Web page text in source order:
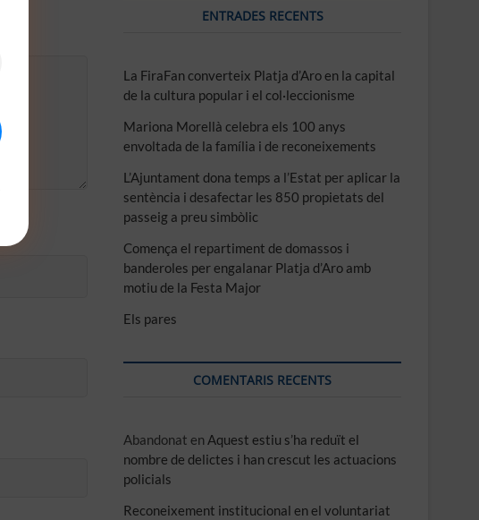
ENTRADES RECENTS
La FiraFan converteix Platja d’Aro en la capital
de la cultura popular i el col·leccionisme
Mariona Morellà celebra els 100 anys
envoltada de la família i de reconeixements
L’Ajuntament dona temps a l’Estat per aplicar la
sentència i desafectar les 850 propietats del
passeig a preu simbòlic
Comença el repartiment de domassos i
banderoles per engalanar Platja d’Aro amb
motiu de la Festa Major
Els pares
COMENTARIS RECENTS
Abandonat en Aquest estiu s’ha reduït el
nombre de delictes i han crescut les actuacions
policials
Reconeixement institucional en el voluntariat